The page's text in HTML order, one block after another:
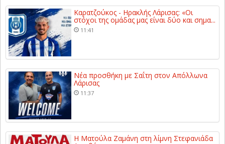
Καρατζούκος - Ηρακλής Λάρισας: «Οι
στόχοι της ομάδας μας είναι δύο και σημα...
11:41
Νέα προσθήκη με Σαΐτη στον Απόλλωνα
Λάρισας
11:37
Η Ματούλα Ζαμάνη στη λίμνη Στεφανιάδα